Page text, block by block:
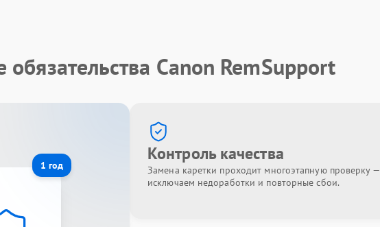
обязательства Canon RemSupport
1 год
Контроль качества
Замена каретки проходит многоэтапную проверку —
исключаем недоработки и повторные сбои.